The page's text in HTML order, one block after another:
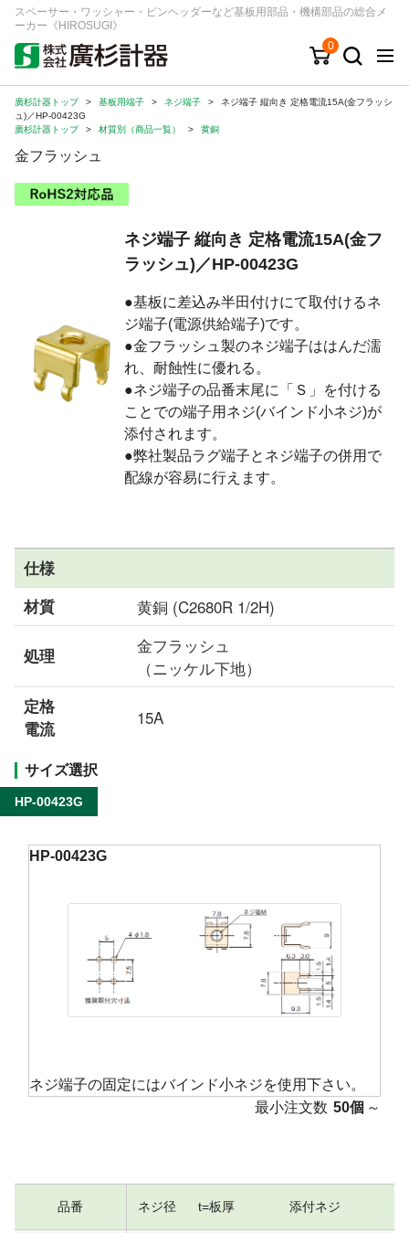
スペーサー・ワッシャー・ピンヘッダーなど基板用部品・機構部品の総合メ
ーカー《HIROSUGI》
0
キーワード 品番/シリーズ
商品カテゴリから探す
ジャンルから探す
シリーズから探す
注文・見積りについて
ご利用ガイド
お問い合わせ窓口
会社情報
廣杉計器トップ > 基板用端子 > ネジ端子 >
ネジ端子 縦向き 定格電流15A(金フラッシ
ュ)／HP-00423G
廣杉計器トップ
> 材質別（商品一覧） > 黄銅
金フラッシュ
ネジ端子 縦向き 定格電流15A(金フ
ラッシュ)／HP-00423G
●基板に差込み半田付けにて取付けるネ
ジ端子(電源供給端子)です。
●金フラッシュ製のネジ端子ははんだ濡
れ、耐蝕性に優れる。
●ネジ端子の品番末尾に「Ｓ」を付ける
ことでの端子用ネジ(バインド小ネジ)が
添付されます。
●弊社製品ラグ端子とネジ端子の併用で
配線が容易に行えます。
仕様
材質
黄銅 (C2680R 1/2H)
処理
金フラッシュ
（ニッケル下地）
定格
電流
15A
サイズ選択
HP-00423G
HP-00423G
ネジ端子の固定にはバインド小ネジを使用下さい。
最小注文数 50個 ～
品番 ネジ径 t=板厚 添付ネジ